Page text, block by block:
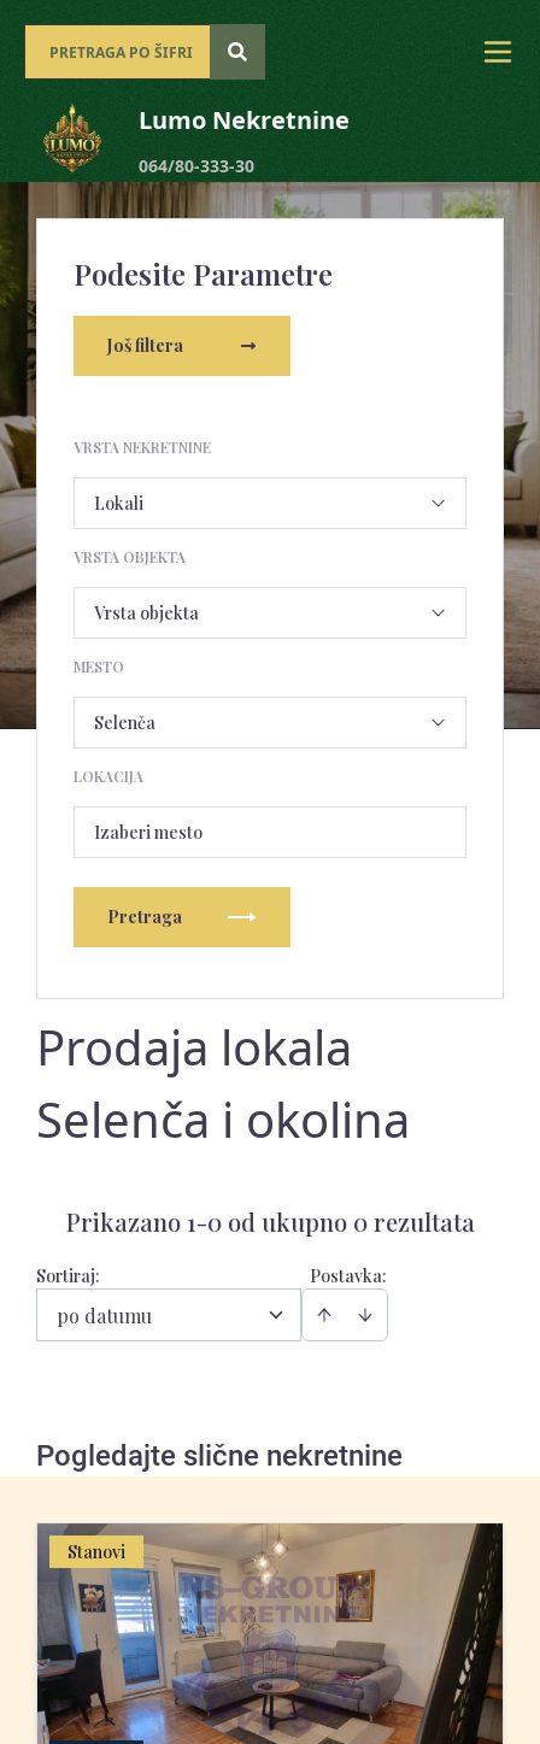
Lumo Nekretnine
064/80-333-30
Podesite Parametre
Još filtera
VRSTA NEKRETNINE
VRSTA OBJEKTA
MESTO
LOKACIJA
Izaberi mesto
Pretraga
Prodaja lokala
Selenča i okolina
Prikazano 1-0 od ukupno 0 rezultata
Postavka:
Sortiraj:
po datumu
Pogledajte slične nekretnine
Stanovi